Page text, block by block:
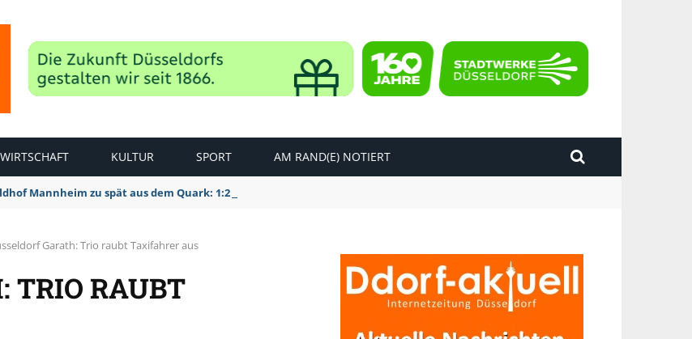
WIRTSCHAFT KULTUR SPORT AM RAND(E) NOTIERT
Mannheim zu spät aus dem Quark: 1:2 Niederlage
Garath: Trio raubt Taxifahrer aus
TRIO RAUBT